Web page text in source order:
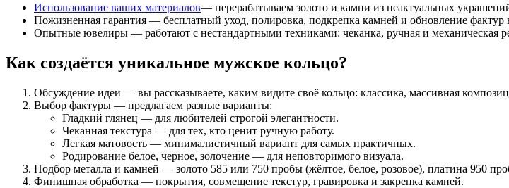
Использование ваших материалов— перерабатываем золото и камни из неактуальных
Пожизненная гарантия — бесплатный уход, полировка, подкрепка камней и обновление фактур
Опытные ювелиры — работают с нестандартными техниками: чеканка, ручная и механическая
Как создаётся уникальное мужское кольцо?
Обсуждение идеи — вы рассказываете, каким видите своё кольцо: классика, массивная
Выбор фактуры — предлагаем разные варианты:
Гладкий глянец — для любителей строгой элегантности.
Чеканная текстура — для тех, кто ценит ручную работу.
Легкая матовость — минималистичный вариант для самых практичных.
Родирование белое, черное, золочение — для неповторимого визуала.
Подбор металла и камней — золото 585 или 750 пробы (жёлтое, белое, розовое), платина 950
Финишная обработка — покрытия, совмещение текстур, гравировка и закрепка камней.